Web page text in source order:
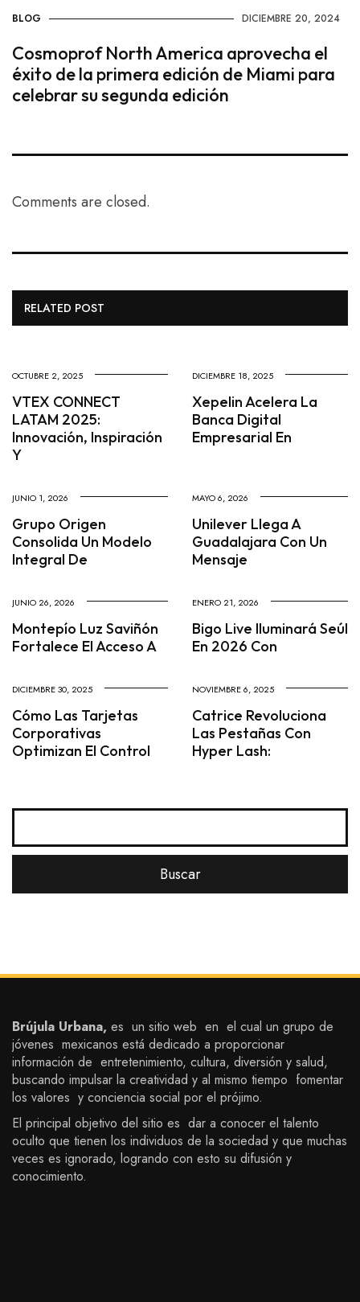
BLOG DICIEMBRE 20, 2024
Cosmoprof North America aprovecha el
éxito de la primera edición de Miami para
celebrar su segunda edición
Comments are closed.
RELATED POST
OCTUBRE 2, 2025
VTEX CONNECT
LATAM 2025:
Innovación, Inspiración
Y
DICIEMBRE 18, 2025
Xepelin Acelera La
Banca Digital
Empresarial En
JUNIO 1, 2026
Grupo Origen
Consolida Un Modelo
Integral De
MAYO 6, 2026
Unilever Llega A
Guadalajara Con Un
Mensaje
JUNIO 26, 2026
Montepío Luz Saviñón
Fortalece El Acceso A
ENERO 21, 2026
Bigo Live Iluminará Seúl
En 2026 Con
DICIEMBRE 30, 2025
Cómo Las Tarjetas
Corporativas
Optimizan El Control
NOVIEMBRE 6, 2025
Catrice Revoluciona
Las Pestañas Con
Hyper Lash:
Brújula Urbana, es un sitio web en el cual un grupo de
jóvenes mexicanos está dedicado a proporcionar
información de entretenimiento, cultura, diversión y salud,
buscando impulsar la creatividad y al mismo tiempo fomentar
los valores y conciencia social por el prójimo.
El principal objetivo del sitio es dar a conocer el talento
oculto que tienen los individuos de la sociedad y que muchas
veces es ignorado, logrando con esto su difusión y
conocimiento.